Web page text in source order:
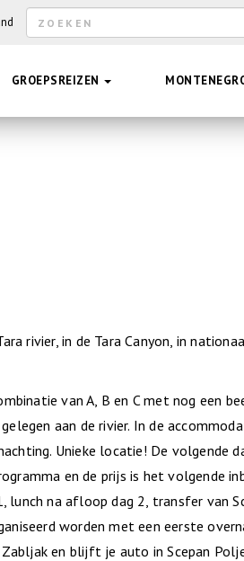
Zoekveld
GROEPSREIZEN
rivier, in de Tara Canyon, in
van A, B en C met nog een
aan de rivier. In de
Unieke locatie! De volgende
en de prijs is het volgende
na afloop dag 2, transfer van
worden met een eerste
en blijft je auto in Scepan